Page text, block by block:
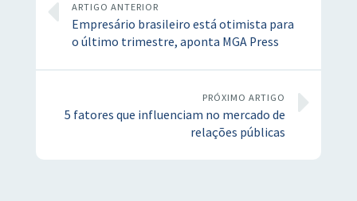
ARTIGO ANTERIOR
Empresário brasileiro está otimista para
o último trimestre, aponta MGA Press
PRÓXIMO ARTIGO
5 fatores que influenciam no mercado de
relações públicas